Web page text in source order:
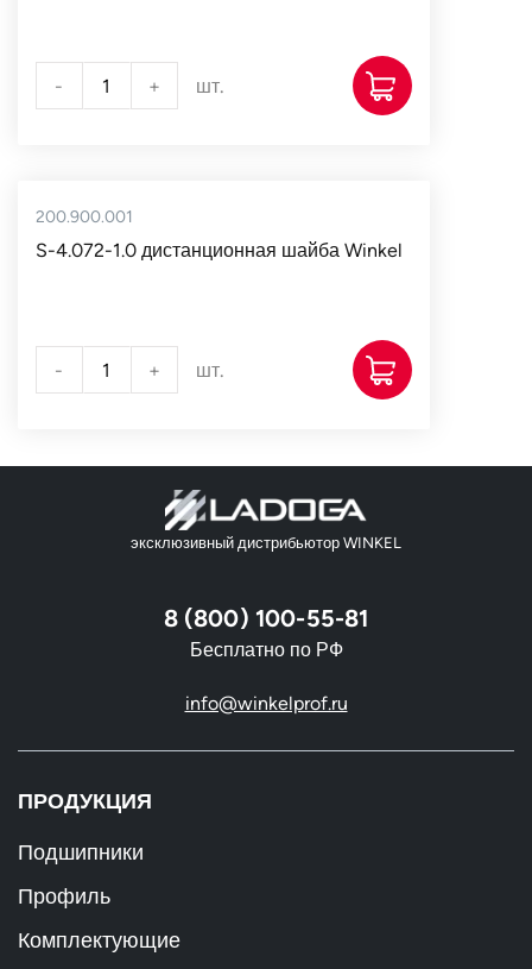
- + шт.
200.900.001
S-4.072-1.0 дистанционная шайба Winkel
- + шт.
эксклюзивный дистрибьютор WINKEL
8 (800) 100-55-81
Бесплатно по РФ
info@winkelprof.ru
ПРОДУКЦИЯ
Подшипники
Профиль
Комплектующие